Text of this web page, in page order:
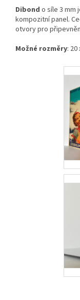
Dibond o síle 3 mm
kompozitní panel.
otvory pro
Možné rozměry: